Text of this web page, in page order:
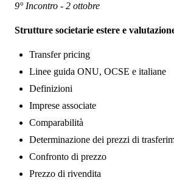
9° Incontro - 2 ottobre
Strutture societarie estere e
Transfer pricing
Linee guida ONU, OCSE e italiane
Definizioni
Imprese associate
Comparabilità
Determinazione dei prezzi di
Confronto di prezzo
Prezzo di rivendita